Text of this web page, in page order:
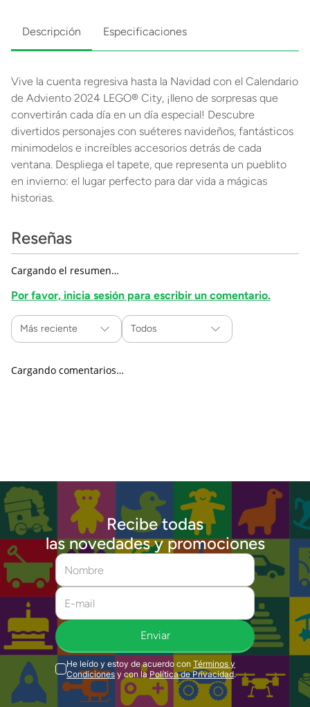
Descripción Especificaciones
Vive la cuenta regresiva hasta la Navidad con el Calendario
de Adviento 2024 LEGO® City, ¡lleno de sorpresas que
convertirán cada día en un día especial! Descubre
divertidos personajes con suéteres navideños, fantásticos
minimodelos e increíbles accesorios detrás de cada
ventana. Despliega el tapete, que representa un pueblito
en invierno: el lugar perfecto para dar vida a mágicas
historias.
Reseñas
Cargando el resumen…
Por favor, inicia sesión para escribir un comentario.
Más reciente Todos
Cargando comentarios…
Recibe todas
las novedades y promociones
Enviar
He leído y estoy de acuerdo con Términos y
Condiciones y con la Política de Privacidad.